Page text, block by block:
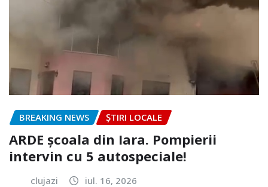
BREAKING NEWS ȘTIRI LOCALE
ARDE școala din Iara. Pompierii
intervin cu 5 autospeciale!
clujazi iul. 16, 2026